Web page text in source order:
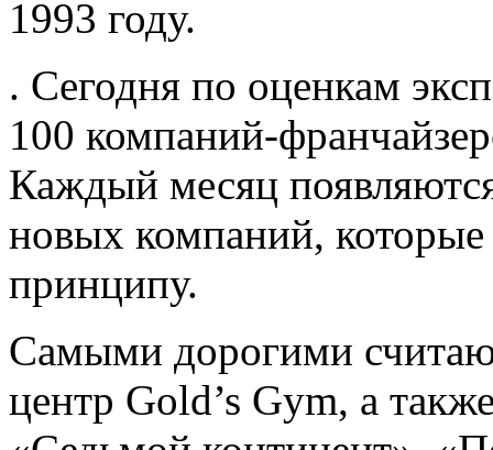
1993 году.
. Сегодня по оценкам
100 компаний-
Каждый месяц
новых компаний,
принципу.
Самыми дорогими
центр Gold’s Gym, а